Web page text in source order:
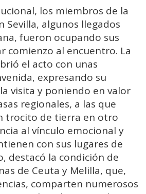
los miembros de la
Sevilla, algunos llegados
fueron ocupando sus
comienzo al encuentro. La
el acto con unas
expresando su
visita y poniendo en valor
regionales, a las que
trocito de tierra en otro
al vínculo emocional y
con sus lugares de
destacó la condición de
de Ceuta y Melilla, que,
comparten numerosos